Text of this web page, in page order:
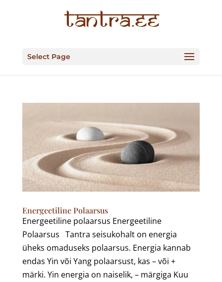
Select Page
Energeetiline Polaarsus
Energeetiline polaarsus Energeetiline
Polaarsus Tantra seisukohalt on energia
üheks omaduseks polaarsus. Energia kannab
endas Yin või Yang polaarsust, kas – või +
märki. Yin energia on naiselik, – märgiga Kuu